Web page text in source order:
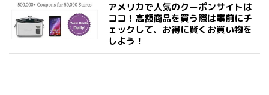
アメリカで人気のクーポンサイトは
ココ！高額商品を買う際は事前にチ
ェックして、お得に賢くお買い物を
しよう！